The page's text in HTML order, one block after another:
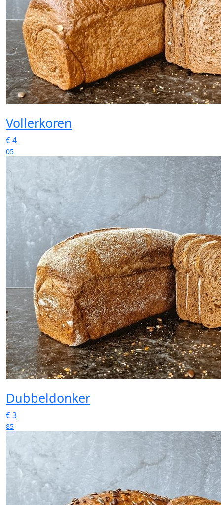
Vollerkoren
€4
05
Dubbeldonker
€3
85